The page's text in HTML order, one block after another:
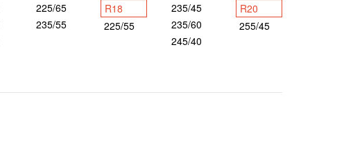
225/65
235/55
R18
225/55
235/45
235/60
245/40
R20
255/45